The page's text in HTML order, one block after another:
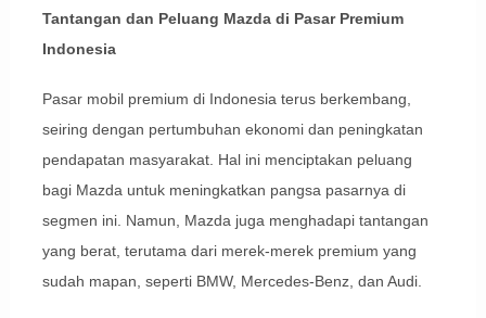
Tantangan dan Peluang Mazda di Pasar Premium
Indonesia
Pasar mobil premium di Indonesia terus berkembang,
seiring dengan pertumbuhan ekonomi dan peningkatan
pendapatan masyarakat. Hal ini menciptakan peluang
bagi Mazda untuk meningkatkan pangsa pasarnya di
segmen ini. Namun, Mazda juga menghadapi tantangan
yang berat, terutama dari merek-merek premium yang
sudah mapan, seperti BMW, Mercedes-Benz, dan Audi.